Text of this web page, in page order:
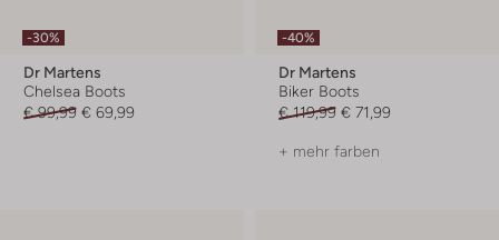
-30%
Dr Martens
Chelsea Boots
€ 99,99 € 69,99
-40%
Dr Martens
Biker Boots
€ 119,99 € 71,99
+ mehr farben